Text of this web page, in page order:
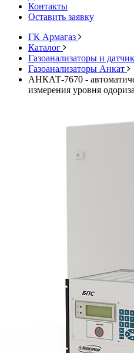
Контакты
Оставить заявку
ГК Армагаз
Каталог
Газоанализаторы и
Газоанализаторы Анкат
АНКАТ-7670 -
измерения уровня